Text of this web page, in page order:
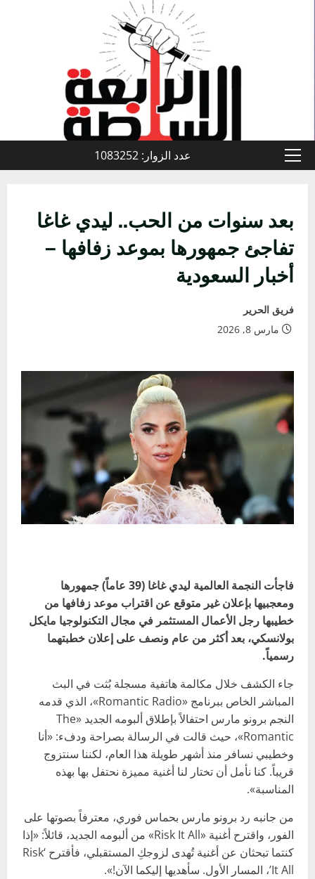
القائمة
عدد الزوار: 1083252
بعد سنوات من الحب.. ليدي غاغا
تفاجئ جمهورها بموعد زفافها –
أخبار السعودية
فريق الحرير
مارس 8, 2026
فاجأت النجمة العالمية ليدي غاغا (39 عاماً) جمهورها
ومعجبيها بإعلان غير متوقع عن اقتراب موعد زفافها من
خطيبها رجل الأعمال المستثمر في مجال التكنولوجيا مايكل
بولانسكي، بعد أكثر من عام ونصف على إعلان خطبتهما
رسمياً.
جاء الكشف خلال مكالمة هاتفية مسجلة بُثت في البث
المباشر الخاص ببرنامج «Romantic Radio»، الذي قدمه
النجم برونو مارس احتفالاً بإطلاق ألبومه الجديد «The
Romantic»، حيث قالت في الرسالة بصراحة ودفء: «أنا
وخطيبي نسافر منذ أشهر طويلة هذا العام، لكننا سنتزوج
قريباً. كنا نأمل أن تختار لنا أغنية مميزة نحتفل بها بهذه
المناسبة».
من جانبه رد برونو مارس بحماس فوري، معترفاً بصوتها على
الفور، واقترح أغنية «Risk It All» من ألبومه الجديد، قائلاً: «إذا
كنتما تبحثان عن أغنية تُهدى لزوجكِ المستقبلي، فأقترح ‘Risk
It All’، المسار الأول. سأهديها إليكما الآن!».